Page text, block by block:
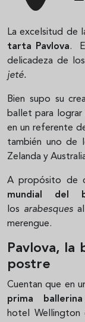
La excelsitud de
tarta Pavlova.
delicadeza de los
jeté.
Bien supo su
ballet para lograr
en un referente
también uno de
Zelanda y
A propósito de
mundial del
los arabesquesal
merengue.
Pavlova, la
postre
Cuentan que en
prima
hotel